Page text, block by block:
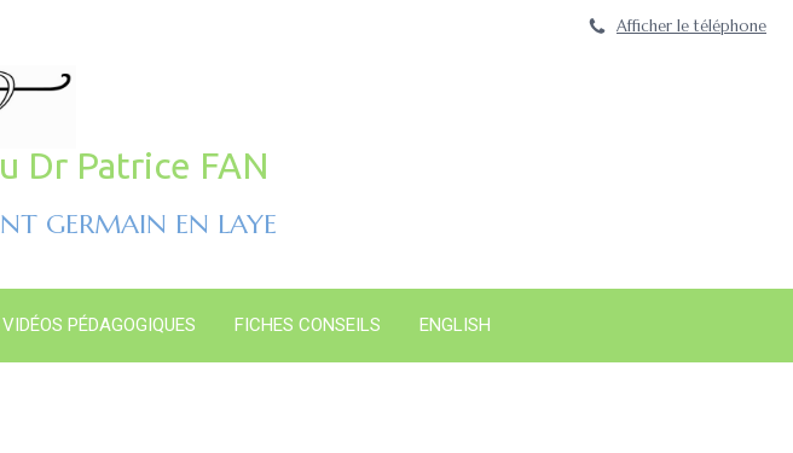
Afficher le téléphone
VIDÉOS PÉDAGOGIQUES FICHES CONSEILS ENGLISH
Dr Patrice FAN
GERMAIN EN LAYE